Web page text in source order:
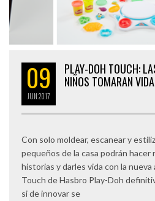
09
JUN2017
PLAY-DOH TOUCH:
NIÑOS TOMARAN
Con solo moldear, escanear y
pequeños de la casa podrán hacer
historias y darles vida con la nueva
Touch de Hasbro Play-Doh
si de innovar se